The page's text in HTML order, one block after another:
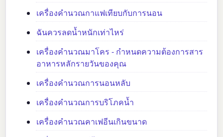
เครื่องคำนวณกาแฟเทียบกับการนอน
ฉันควรลดน้ำหนักเท่าไหร่
เครื่องคำนวณมาโคร - กำหนดความต้องการสาร
อาหารหลักรายวันของคุณ
เครื่องคำนวณการนอนหลับ
เครื่องคำนวณการบริโภคน้ำ
เครื่องคำนวณคาเฟอีนเกินขนาด